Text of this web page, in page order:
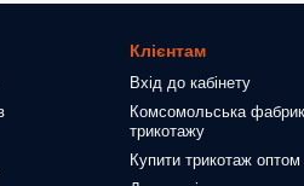
Клієнтам
Вхід до кабінету
Комсомольська
трикотажу
Купити трикотаж оптом